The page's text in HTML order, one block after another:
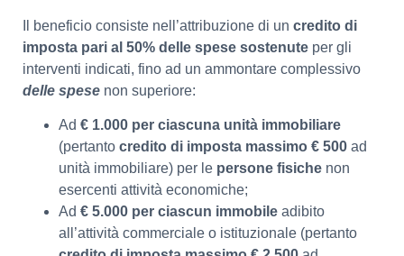
Il beneficio consiste nell’attribuzione di un credito di
imposta pari al 50% delle spese sostenute per gli
interventi indicati, fino ad un ammontare complessivo
delle spese non superiore:
Ad € 1.000 per ciascuna unità immobiliare
(pertanto credito di imposta massimo € 500 ad
unità immobiliare) per le persone fisiche non
esercenti attività economiche;
Ad € 5.000 per ciascun immobile adibito
all’attività commerciale o istituzionale (pertanto